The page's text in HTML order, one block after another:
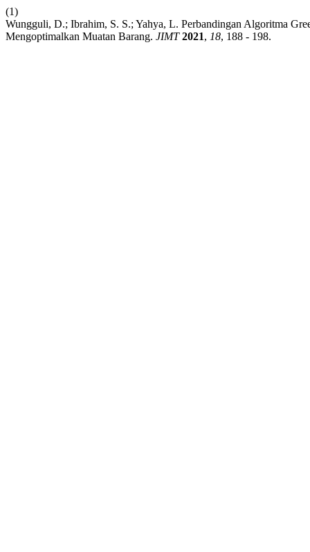
(1)
Wungguli, D.; Ibrahim, S. S.; Yahya, L. Perbandingan Algoritma
Mengoptimalkan Muatan Barang. JIMT 2021, 18, 188 - 198.